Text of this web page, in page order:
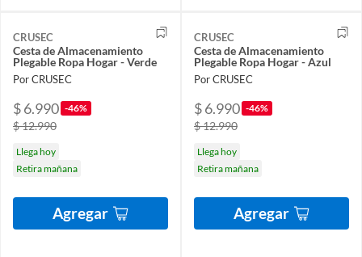
CRUSEC
Cesta de Almacenamiento
Plegable Ropa Hogar - Verde
Por CRUSEC
$ 6.990 -46%
$ 12.990
Llega hoy
Retira mañana
Agregar
CRUSEC
Cesta de Almacenamiento
Plegable Ropa Hogar - Azul
Por CRUSEC
$ 6.990 -46%
$ 12.990
Llega hoy
Retira mañana
Agregar